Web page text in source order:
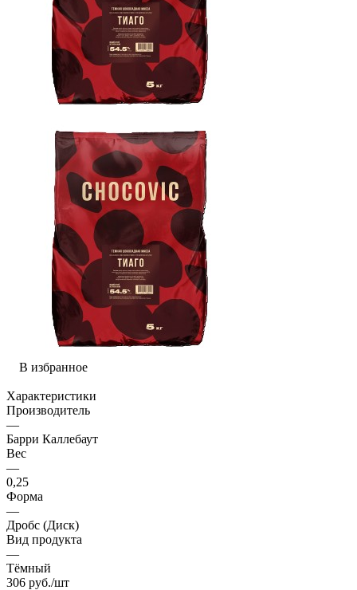
В избранное
Характеристики
Производитель
—
Барри Каллебаут
Вес
—
0,25
Форма
—
Дробс (Диск)
Вид продукта
—
Тёмный
306 руб./шт